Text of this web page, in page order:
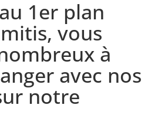
1er plan
vous
à
avec nos
notre